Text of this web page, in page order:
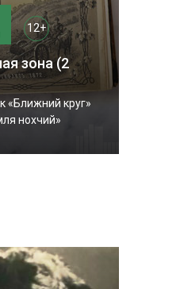
12+
зона (2
«Ближний круг»
нохчий»